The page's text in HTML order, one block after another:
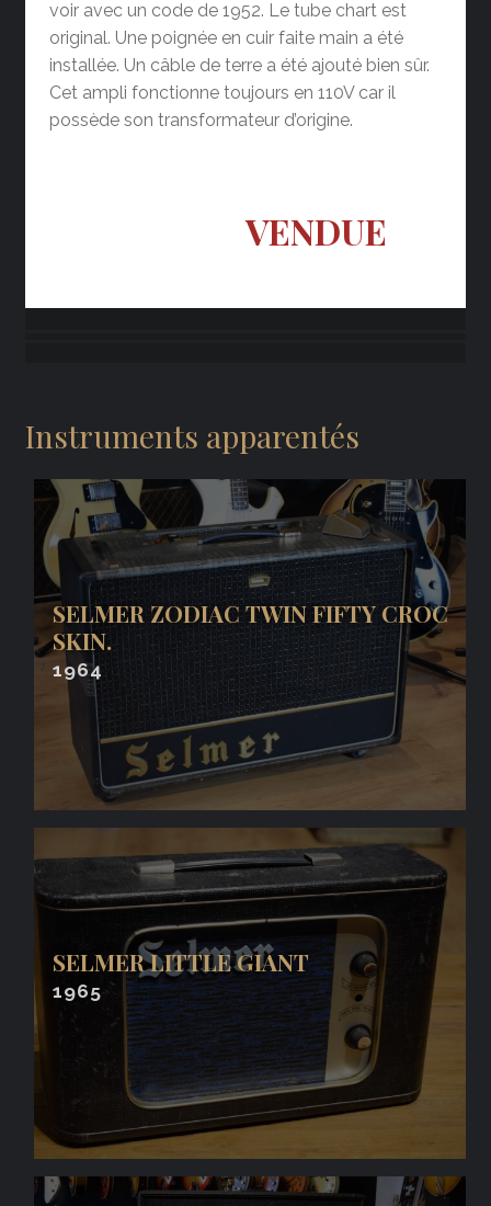
voir avec un code de 1952. Le tube chart est
original. Une poignée en cuir faite main a été
installée. Un câble de terre a été ajouté bien sûr.
Cet ampli fonctionne toujours en 110V car il
possède son transformateur d’origine.
VENDUE
Instruments apparentés
SELMER ZODIAC TWIN FIFTY CROC
SKIN.
1964
SELMER LITTLE GIANT
1965